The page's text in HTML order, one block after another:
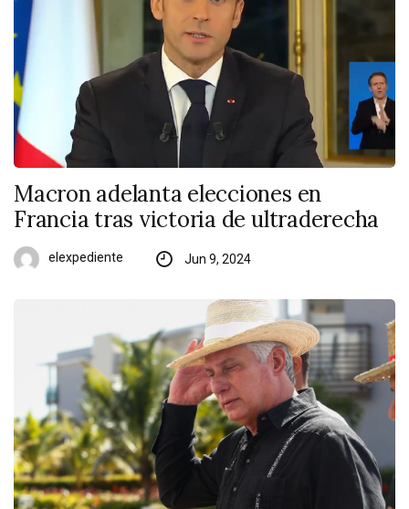
Macron adelanta elecciones en
Francia tras victoria de ultraderecha
elexpediente Jun 9, 2024